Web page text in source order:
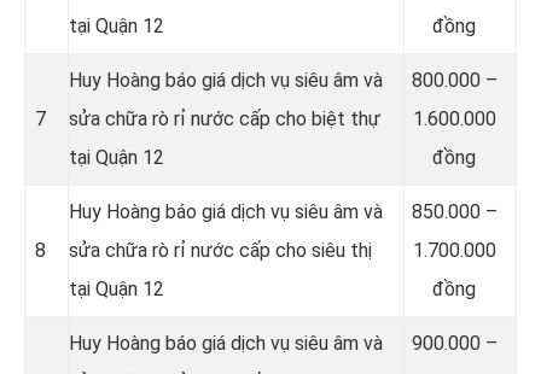
tại Quận 12
đồng
7
Huy Hoàng báo giá dịch vụ siêu âm và
sửa chữa rò rỉ nước cấp cho biệt thự
tại Quận 12
800.000 –
1.600.000
đồng
8
Huy Hoàng báo giá dịch vụ siêu âm và
sửa chữa rò rỉ nước cấp cho siêu thị
tại Quận 12
850.000 –
1.700.000
đồng
Huy Hoàng báo giá dịch vụ siêu âm và
900.000 –